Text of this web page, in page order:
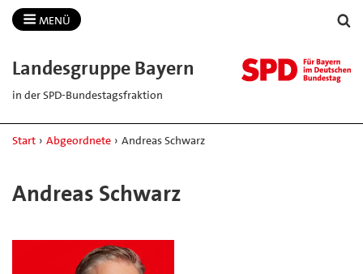
MENÜ
Landesgruppe Bayern
in der SPD-Bundestagsfraktion
Start › Abgeordnete › Andreas Schwarz
Andreas Schwarz